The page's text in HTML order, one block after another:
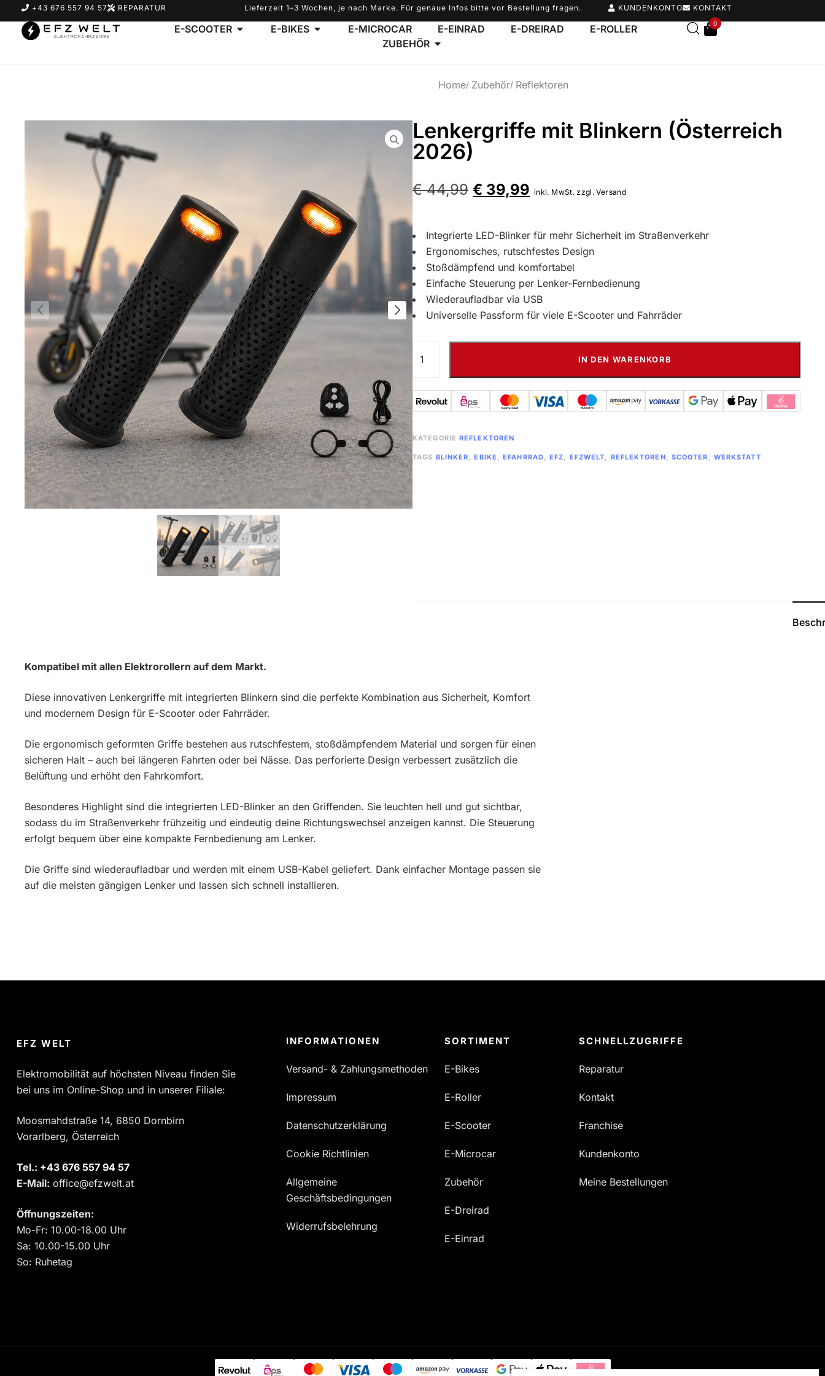
+43 676 557 94 57 REPARATUR Lieferzeit 1–3 Wochen, je nach Marke. Für genaue Infos bitte vor Bestellung fragen. KUNDENKONTO KONTAKT
E-SCOOTER E-BIKES E-MICROCAR E-EINRAD E-DREIRAD
E-ROLLER
ZUBEHÖR
0
Home Zubehör Reflektoren
Lenkergriffe mit Blinkern (Österreich
2026)
€44,99 € 39,99 inkl. MwSt. zzgl. Versand
Integrierte LED-Blinker für mehr Sicherheit im Straßenverkehr
Ergonomisches, rutschfestes Design
Stoßdämpfend und komfortabel
Einfache Steuerung per Lenker-Fernbedienung
Wiederaufladbar via USB
Universelle Passform für viele E-Scooter und Fahrräder
IN DEN WARENKORB
KATEGORIE REFLEKTOREN
TAGS BLINKER,EBIKE ,EFAHRRAD,EFZ, EFZWELT, REFLEKTOREN, SCOOTER , WERKSTATT
Kompatibel mit allen Elektrorollern auf dem Markt.
Diese innovativen Lenkergriffe mit integrierten Blinkern sind die perfekte Kombination aus Sicherheit, Komfort
und modernem Design für E-Scooter oder Fahrräder.
Die ergonomisch geformten Griffe bestehen aus rutschfestem, stoßdämpfendem Material und sorgen für einen
sicheren Halt – auch bei längeren Fahrten oder bei Nässe. Das perforierte Design verbessert zusätzlich die
Belüftung und erhöht den Fahrkomfort.
Besonderes Highlight sind die integrierten LED-Blinker an den Griffenden. Sie leuchten hell und gut sichtbar,
sodass du im Straßenverkehr frühzeitig und eindeutig deine Richtungswechsel anzeigen kannst. Die Steuerung
erfolgt bequem über eine kompakte Fernbedienung am Lenker.
Die Griffe sind wiederaufladbar und werden mit einem USB-Kabel geliefert. Dank einfacher Montage passen sie
auf die meisten gängigen Lenker und lassen sich schnell installieren.
EFZ WELT
Elektromobilität auf höchsten Niveau finden Sie
bei uns im Online-Shop und in unserer Filiale:
Moosmahdstraße 14, 6850 Dornbirn
Vorarlberg, Österreich
Tel.: ‎+43 676 557 94 57
E-Mail: office@efzwelt.at
Öffnungszeiten:
Mo-Fr: 10.00-18.00 Uhr
Sa: 10.00-15.00 Uhr
So: Ruhetag
INFORMATIONEN
Versand- & Zahlungsmethoden
Impressum
Datenschutzerklärung
Cookie Richtlinien
Allgemeine
Geschäftsbedingungen
Widerrufsbelehrung
SORTIMENT
E-Bikes
E-Roller
E-Scooter
E-Microcar
Zubehör
E-Dreirad
E-Einrad
SCHNELLZUGRIFFE
Reparatur
Kontakt
Franchise
Kundenkonto
Meine Bestellungen